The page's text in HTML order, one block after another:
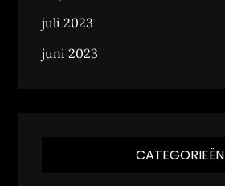
juli 2023
juni 2023
CATEGORIEËN